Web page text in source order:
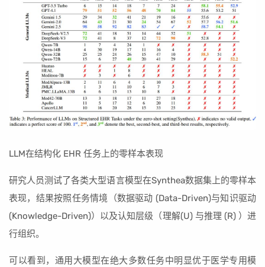
LLM在结构化 EHR 任务上的零样本表现
研究人员测试了各类大型语言模型在Synthea数据集上的零样本
表现，结果按照任务情境（数据驱动 (Data-Driven)与知识驱动
(Knowledge-Driven)）以及认知层级（理解(U) 与推理 (R) ）进
行组织。
可以看到，通用大模型在绝大多数任务中明显优于医学专用模